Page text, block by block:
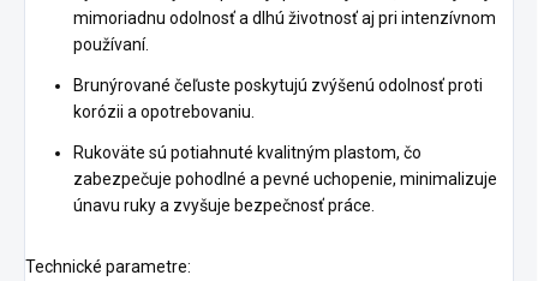
mimoriadnu odolnosť a dlhú životnosť aj pri intenzívnom
používaní.
Brunýrované čeľuste poskytujú zvýšenú odolnosť proti
korózii a opotrebovaniu.
Rukoväte sú potiahnuté kvalitným plastom, čo
zabezpečuje pohodlné a pevné uchopenie, minimalizuje
únavu ruky a zvyšuje bezpečnosť práce.
Technické parametre: